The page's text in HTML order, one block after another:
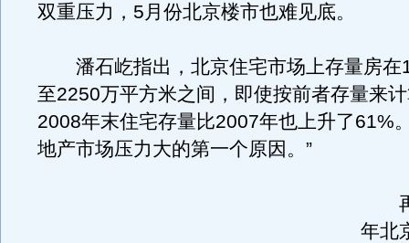
双重压力，5月份北京楼市也难见底。
潘石屹指出，北京住宅市场上存量房在
至2250万平方米之间，即使按前者存量来
2008年末住宅存量比2007年也上升了61%
地产市场压力大的第一个原因。 ”
再
年北